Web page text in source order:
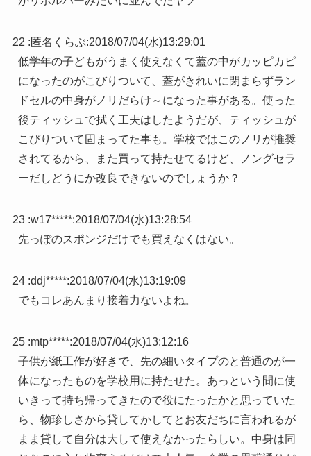
22 :匿名くらぶ:2018/07/04(水)13:29:01
低学年の子どもがうまく使えなくて蓋の中がカッピカピ
になったのがこびりついて、蓋がきれいに閉まらずラン
ドセルの中身がノリだらけ～になった事がある。使った
後ティッシュで拭く工夫はしたようだが、ティッシュが
こびりついて固まってた事も。学校ではこのノリが推奨
されてるから、また買って持たせてるけど、ノングセラ
ーだしどうにか改良できないのでしょうか？
23 :w17*****:2018/07/04(水)13:28:54
先っぽのスポンジだけでも買えなくはない。
24 :ddj*****:2018/07/04(水)13:19:09
でもコレあんまり接着力ないよね。
25 :mtp*****:2018/07/04(水)13:12:16
子供が紙工作が好きで、先の細いタイプのと普通のが一
体になったものを学校用に持たせた。あっという間に使
いきって持ち帰ってきたので役にたったかと思っていた
ら、物珍しさから貸してかしてとお友だちに言われるが
まま貸して自分は大して使えなかったらしい。中身は同